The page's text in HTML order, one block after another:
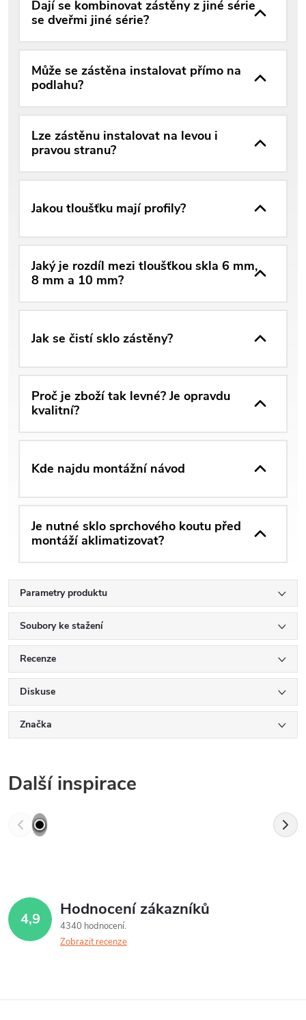
Dají se kombinovat zástěny z jiné série
se dveřmi jiné série?
Může se zástěna instalovat přímo na
podlahu?
Lze zástěnu instalovat na levou i
pravou stranu?
Jakou tloušťku mají profily?
Jaký je rozdíl mezi tloušťkou skla 6 mm,
8 mm a 10 mm?
Jak se čistí sklo zástěny?
Proč je zboží tak levné? Je opravdu
kvalitní?
Kde najdu montážní návod
Je nutné sklo sprchového koutu před
montáží aklimatizovat?
Parametry produktu
Soubory ke stažení
Recenze
Diskuse
Značka
Další inspirace
4,9 Hodnocení zákazníků
4340 hodnocení
Zobrazit recenze